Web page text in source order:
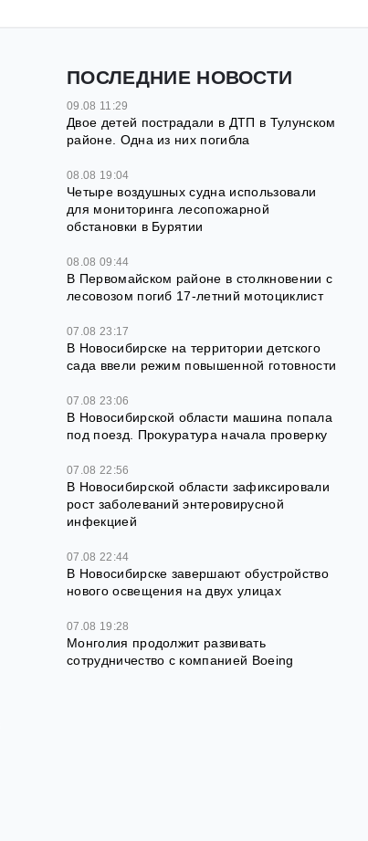
ПОСЛЕДНИЕ НОВОСТИ
09.08 11:29
Двое детей пострадали в ДТП в Тулунском
районе. Одна из них погибла
08.08 19:04
Четыре воздушных судна использовали
для мониторинга лесопожарной
обстановки в Бурятии
08.08 09:44
В Первомайском районе в столкновении с
лесовозом погиб 17-летний мотоциклист
07.08 23:17
В Новосибирске на территории детского
сада ввели режим повышенной готовности
07.08 23:06
В Новосибирской области машина попала
под поезд. Прокуратура начала проверку
07.08 22:56
В Новосибирской области зафиксировали
рост заболеваний энтеровирусной
инфекцией
07.08 22:44
В Новосибирске завершают обустройство
нового освещения на двух улицах
07.08 19:28
Монголия продолжит развивать
сотрудничество с компанией Boeing